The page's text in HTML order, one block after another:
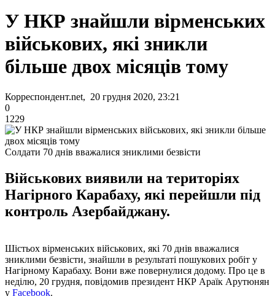
У НКР знайшли вірменських
військових, які зникли
більше двох місяців тому
Корреспондент.net, 20 грудня 2020, 23:21
0
1229
Солдати 70 днів вважалися зниклими безвісти
Військових виявили на територіях
Нагірного Карабаху, які перейшли під
контроль Азербайджану.
Шістьох вірменських військових, які 70 днів вважалися
зниклими безвісти, знайшли в результаті пошукових робіт у
Нагірному Карабаху. Вони вже повернулися додому. Про це в
неділю, 20 грудня, повідомив президент НКР Араїк Арутюнян
у Facebook.